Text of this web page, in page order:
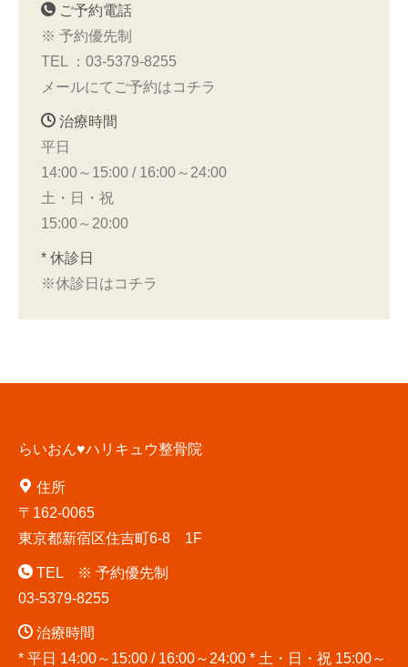
ご予約電話
※ 予約優先制
TEL ： 03-5379-8255
メールにてご予約はコチラ
治療時間
平日
14:00～15:00 / 16:00～24:00
土・日・祝
15:00～20:00
* 休診日
※休診日はコチラ
らいおん♥ハリキュウ整骨院
住所
〒162-0065
東京都新宿区住吉町6-8 1F
TEL ※ 予約優先制
03-5379-8255
治療時間
* 平日 14:00～15:00 / 16:00～24:00 * 土・日・祝 15:00～